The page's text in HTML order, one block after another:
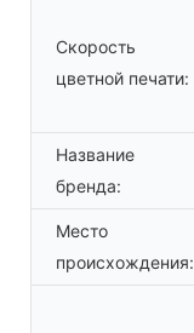
Скорость
цветной печати:
Название
бренда:
Место
происхождения: